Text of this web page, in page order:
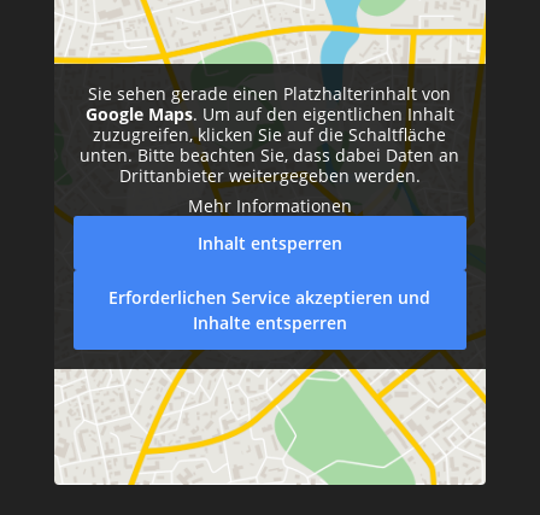
Sie sehen gerade einen Platzhalterinhalt von
Google Maps. Um auf den eigentlichen Inhalt
zuzugreifen, klicken Sie auf die Schaltfläche
unten. Bitte beachten Sie, dass dabei Daten an
Drittanbieter weitergegeben werden.
Mehr Informationen
Inhalt entsperren
Erforderlichen Service akzeptieren und
Inhalte entsperren